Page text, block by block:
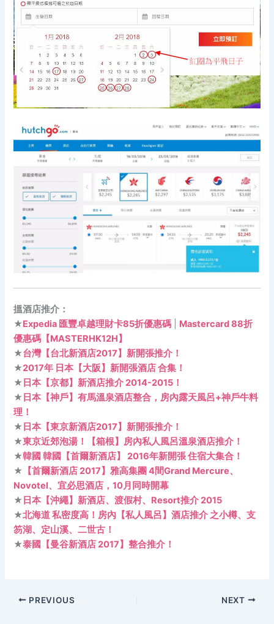
搵酒店推介：
★Expedia 匯豐卓越理財卡85折優惠碼
Mastercard 88折
優惠碼【MASTERHK12H】
★台灣【台北新酒店2017】新開張推介！
★2017年 日本【大阪】新開張酒店 合集！
★ 日本【京都】新酒店推介 2014-2015！
★ 日本【神戶】有馬溫泉酒店整合，房內露天風呂+神戶牛料
理！
★ 日本【東京新酒店2017】新開張推介！
★東京近郊泡湯！【箱根】房內私人風呂溫泉酒店推介！
★韓國 韓國【首爾新酒店】 2016年新開張 住宿大集合！
★ 【首爾新酒店 2017】雅高集團 4間Grand Mercure、
Novotel、宜必思酒店，10月同時開幕
★ 日本【沖繩】新酒店、渡假村、Resort推介 2015
★北海道 私密度高！房內【私人風呂】酒店推介 之小樽、支
笏湖、定山溪、二世古！
★泰國【曼谷新酒店 2017】整合推介！
PREVIOUS NEXT